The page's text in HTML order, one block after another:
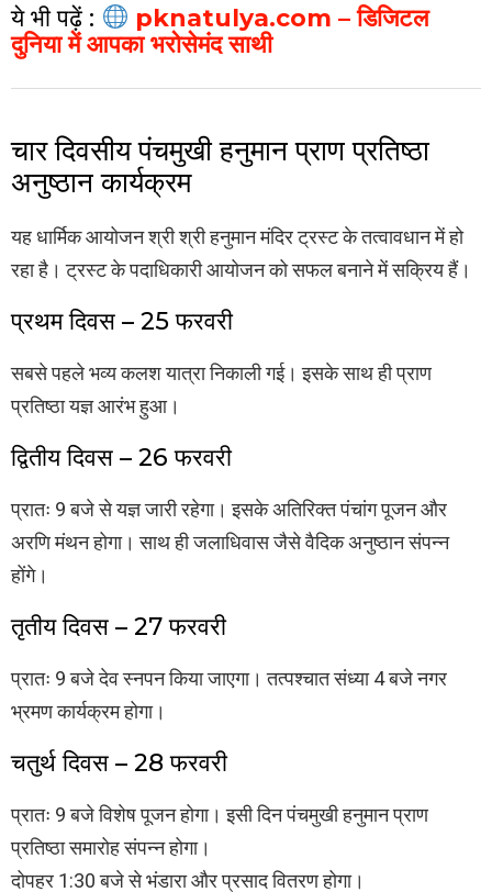
ये भी पढ़ें :
pknatulya.com – डिजिटल
दुनिया में आपका भरोसेमंद साथी
चार दिवसीय पंचमुखी हनुमान प्राण प्रतिष्ठा
अनुष्ठान कार्यक्रम
यह धार्मिक आयोजन श्री श्री हनुमान मंदिर ट्रस्ट के तत्वावधान में हो
रहा है। ट्रस्ट के पदाधिकारी आयोजन को सफल बनाने में सक्रिय हैं।
प्रथम दिवस – 25 फरवरी
सबसे पहले भव्य कलश यात्रा निकाली गई। इसके साथ ही प्राण
प्रतिष्ठा यज्ञ आरंभ हुआ।
द्वितीय दिवस – 26 फरवरी
प्रातः 9 बजे से यज्ञ जारी रहेगा। इसके अतिरिक्त पंचांग पूजन और
अरणि मंथन होगा। साथ ही जलाधिवास जैसे वैदिक अनुष्ठान संपन्न
होंगे।
तृतीय दिवस – 27 फरवरी
प्रातः 9 बजे देव स्नपन किया जाएगा। तत्पश्चात संध्या 4 बजे नगर
भ्रमण कार्यक्रम होगा।
चतुर्थ दिवस – 28 फरवरी
प्रातः 9 बजे विशेष पूजन होगा। इसी दिन पंचमुखी हनुमान प्राण
प्रतिष्ठा समारोह संपन्न होगा।
दोपहर 1:30 बजे से भंडारा और प्रसाद वितरण होगा।